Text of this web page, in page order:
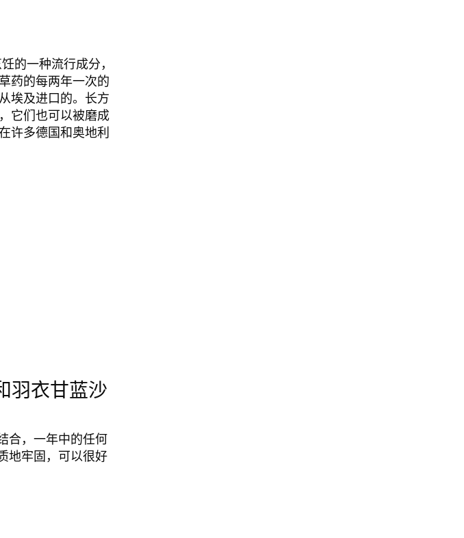
的一种流行成分，
药的每两年一次的
埃及进口的。长方
它们也可以被磨成
许多德国和奥地利
羽衣甘蓝沙
合，一年中的任何
地牢固，可以很好